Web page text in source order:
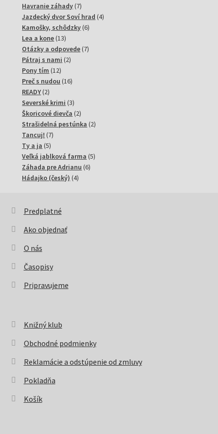
Havranie záhady 77
produktov
Jazdecký dvor Soví hrad 44
Kamošky, schôdzky 66
Lea a kone 1313
produktov
Otázky a odpovede 77
Pátraj s nami 22
Pony tím 1212
produktov
Preč s nudou 1616
READY 22
produkty
Severské krimi 33
produkty
Škoricové dievča 22
produkty
Strašidelná pestúnka 22
Tancuj! 77
Ty a ja 55
produktov
Veľká jablková farma 55
Záhada pre Adrianu 66
Hádajko (český) 44
Predplatné
Ako objednať
O nás
Časopisy
Pripravujeme
Knižný klub
Obchodné podmienky
Reklamácie a odstúpenie od zmluvy
Pokladňa
Košík